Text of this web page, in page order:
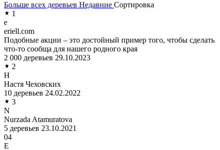
Больше всех деревьев Недавние Сортировка
1
e
eriell.com
Подобные акции – это достойный пример того, чтобы сделать
что-то сообща для нашего родного края
2 000 деревьев 29.10.2023
2
Н
Настя Чеховских
10 деревьев 24.02.2022
3
N
Nurzada Atamuratova
5 деревьев 23.10.2021
04
Е